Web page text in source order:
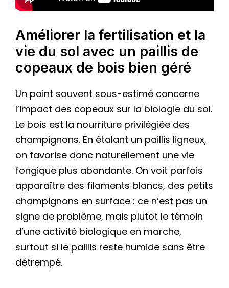
Améliorer la fertilisation et la
vie du sol avec un paillis de
copeaux de bois bien géré
Un point souvent sous-estimé concerne
l’impact des copeaux sur la biologie du sol.
Le bois est la nourriture privilégiée des
champignons. En étalant un paillis ligneux,
on favorise donc naturellement une vie
fongique plus abondante. On voit parfois
apparaître des filaments blancs, des petits
champignons en surface : ce n’est pas un
signe de problème, mais plutôt le témoin
d’une activité biologique en marche,
surtout si le paillis reste humide sans être
détrempé.